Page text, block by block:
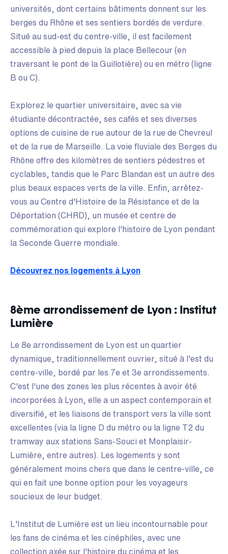
universités, dont certains bâtiments donnent sur les
berges du Rhône et ses sentiers bordés de verdure.
Situé au sud-est du centre-ville, il est facilement
accessible à pied depuis la place Bellecour (en
traversant le pont de la Guillotière) ou en métro (ligne
B ou C).
Explorez le quartier universitaire, avec sa vie
étudiante décontractée, ses cafés et ses diverses
options de cuisine de rue autour de la rue de Chevreul
et de la rue de Marseille. La voie fluviale des Berges du
Rhône offre des kilomètres de sentiers pédestres et
cyclables, tandis que le Parc Blandan est un autre des
plus beaux espaces verts de la ville. Enfin, arrêtez-
vous au Centre d'Histoire de la Résistance et de la
Déportation (CHRD), un musée et centre de
commémoration qui explore l'histoire de Lyon pendant
la Seconde Guerre mondiale.
Découvrez nos logements à Lyon
8ème arrondissement de Lyon : Institut
Lumière
Le 8e arrondissement de Lyon est un quartier
dynamique, traditionnellement ouvrier, situé à l'est du
centre-ville, bordé par les 7e et 3e arrondissements.
C'est l'une des zones les plus récentes à avoir été
incorporées à Lyon, elle a un aspect contemporain et
diversifié, et les liaisons de transport vers la ville sont
excellentes (via la ligne D du métro ou la ligne T2 du
tramway aux stations Sans-Souci et Monplaisir-
Lumière, entre autres). Les logements y sont
généralement moins chers que dans le centre-ville, ce
qui en fait une bonne option pour les voyageurs
soucieux de leur budget.
L'Institut de Lumière est un lieu incontournable pour
les fans de cinéma et les cinéphiles, avec une
collection axée sur l'histoire du cinéma et les